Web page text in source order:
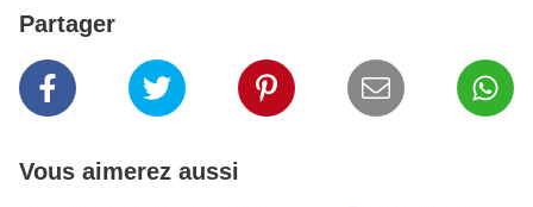
Partager
Vous aimerez aussi